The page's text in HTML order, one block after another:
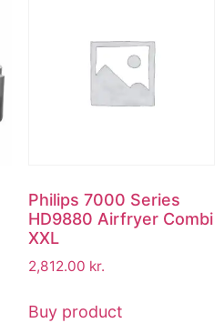
Philips 7000 Series
HD9880 Airfryer Combi
XXL
2,812.00 kr.
Buy product